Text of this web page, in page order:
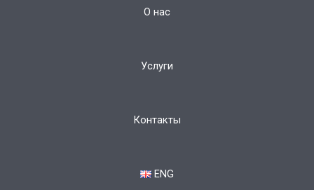
О нас
Услуги
Контакты
ENG